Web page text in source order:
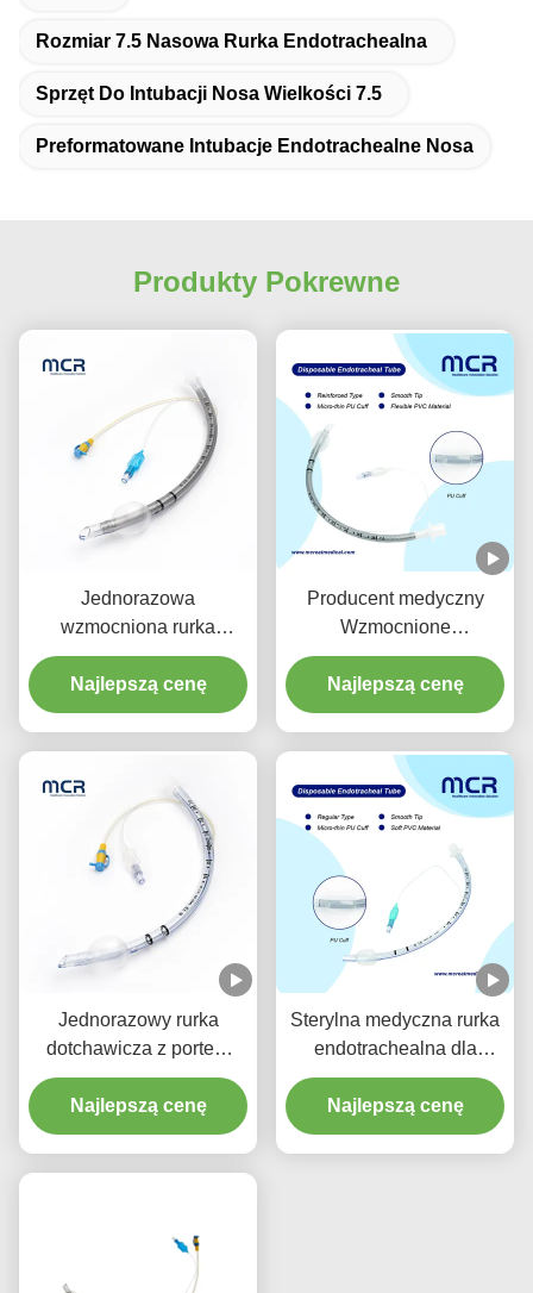
Rozmiar 7.5 Nasowa Rurka Endotrachealna
Sprzęt Do Intubacji Nosa Wielkości 7.5
Preformatowane Intubacje Endotrachealne Nosa
Produkty Pokrewne
Jednorazowa
wzmocniona rurka
endotrachealna z
odciągaczem do
zapobiegania VAP
Najlepszą cenę
Producent medyczny
Wzmocnione
jednorazowe rurki
endotrachealne bez
DEHP
Najlepszą cenę
Jednorazowy rurka
dotchawicza z portem
ssącym - Bez DEHP
Przezroczysty PVC z
pięcioletnią gwarancją
Najlepszą cenę
Sterylna medyczna rurka
endotrachealna dla
wszystkich rozmiarów z
CE ISO
Najlepszą cenę